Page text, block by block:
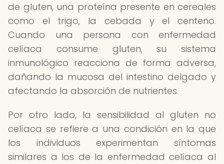
de gluten, una proteína presente en cereales
como el trigo, la cebada y el centeno.
Cuando una persona con enfermedad
celíaca consume gluten, su sistema
inmunológico reacciona de forma adversa,
dañando la mucosa del intestino delgado y
afectando la absorción de nutrientes.
Por otro lado, la sensibilidad al gluten no
celíaca se refiere a una condición en la que
los individuos experimentan síntomas
similares a los de la enfermedad celíaca al